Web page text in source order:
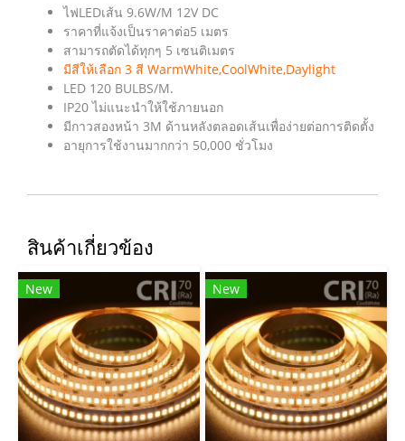
ไฟLEDเส้น 9.6W/M 12V DC
ราคาที่แจ้งเป็นราคาต่อ5 เมตร
สามารถตัดได้ทุกๆ 5 เซนติเมตร
มีสีให้เลือก 3 สี WarmWhite,CoolWhite,Daylight
LED 120 BULBS/M.
IP20 ไม่แนะนำให้ใช้ภายนอก
มีกาวสองหน้า 3M ด้านหลังตลอดเส้นเพื่อง่ายต่อการติดตั้ง
อายุการใช้งานมากกว่า 50,000 ชั่วโมง
สินค้าเกี่ยวข้อง
New New